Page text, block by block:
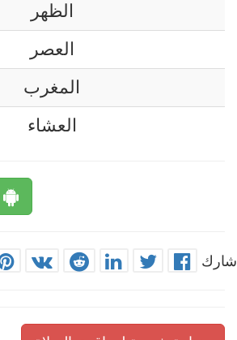
الظهر
العصر
المغرب
العشاء
شارك